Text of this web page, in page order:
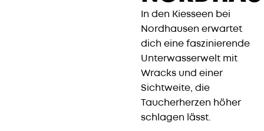
In den Kiesseen bei
Nordhausen erwartet
dich eine faszinierende
Unterwasserwelt mit
Wracks und einer
Sichtweite, die
Taucherherzen höher
schlagen lässt.